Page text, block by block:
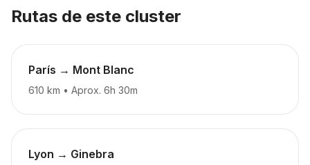
Rutas de este cluster
París → Mont Blanc
610 km • Aprox. 6h 30m
Lyon → Ginebra